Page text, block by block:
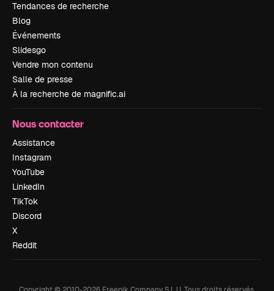
Tendances de recherche
Blog
Événements
Slidesgo
Vendre mon contenu
Salle de presse
À la recherche de magnific.ai
Nous contacter
Assistance
Instagram
YouTube
LinkedIn
TikTok
Discord
X
Reddit